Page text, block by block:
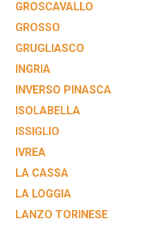
GROSCAVALLO
GROSSO
GRUGLIASCO
INGRIA
INVERSO PINASCA
ISOLABELLA
ISSIGLIO
IVREA
LA CASSA
LA LOGGIA
LANZO TORINESE